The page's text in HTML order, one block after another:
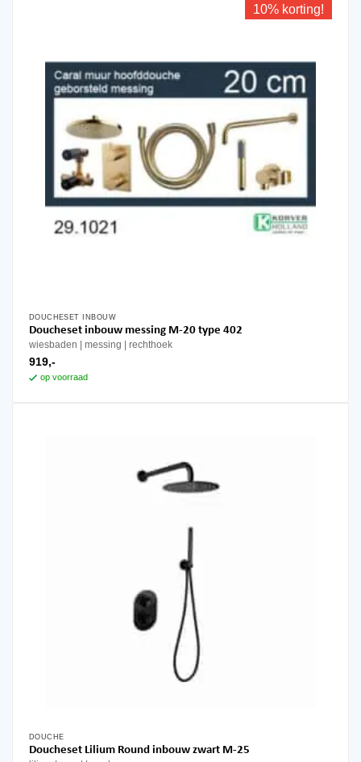
10% korting!
DOUCHESET INBOUW
Doucheset inbouw messing M-20 type 402
wiesbaden messing rechthoek
919,-
op voorraad
DOUCHE
Doucheset Lilium Round inbouw zwart M-25